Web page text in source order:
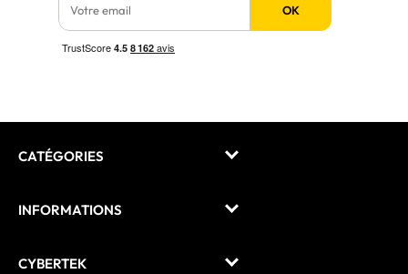
OK
CATÉGORIES
INFORMATIONS
CYBERTEK